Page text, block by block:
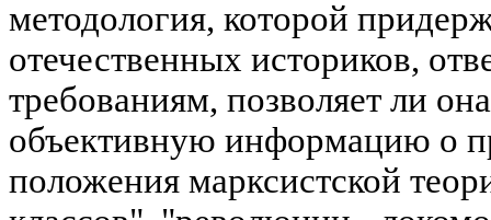
методология, которой
отечественных историков,
требованиям, позволяет ли
объективную информацию о
положения марксистской